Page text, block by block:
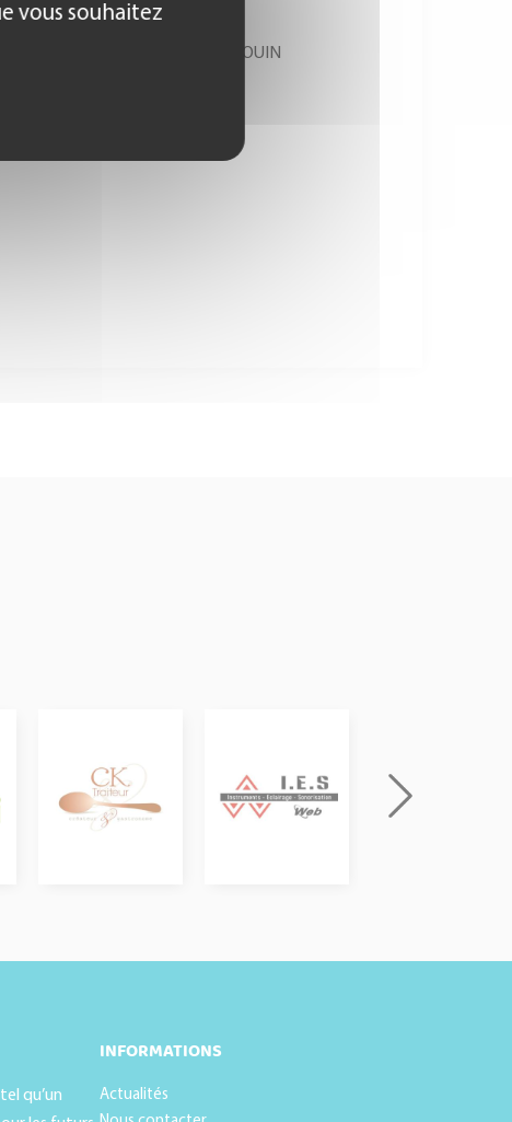
Adresse :
25 BIS RUE DE LA PLANCHE AU BOUIN
qu’un
INFORMATIONS
Actualités
vous souhaitez